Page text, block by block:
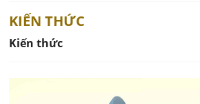
KIẾN THỨC
Kiến thức